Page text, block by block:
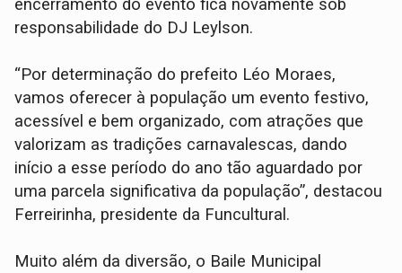
encerramento do evento fica novamente sob
responsabilidade do DJ Leylson.
“Por determinação do prefeito Léo Moraes,
vamos oferecer à população um evento festivo,
acessível e bem organizado, com atrações que
valorizam as tradições carnavalescas, dando
início a esse período do ano tão aguardado por
uma parcela significativa da população”, destacou
Ferreirinha, presidente da Funcultural.
Muito além da diversão, o Baile Municipal